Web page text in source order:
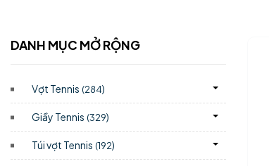
DANH MỤC MỞ RỘNG
Vợt Tennis (284)
Giầy Tennis (329)
Túi vợt Tennis (192)